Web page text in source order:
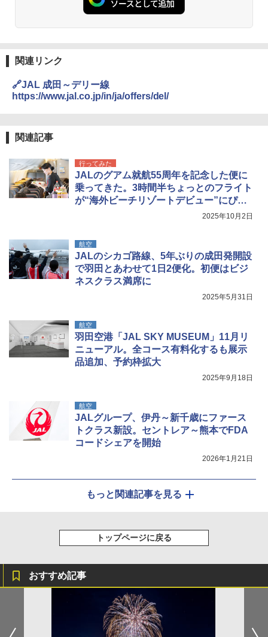
ーチ ピクニック ポップアップテント 携帯 簡
易 トイレテント (ブラック)
テント ワンタッチ RENEW 幅200 2-3人用 43
500002(88859)
ーティング フルクローズ メッシュ 3-4人用
簡単設置 ポップアップテント エクルベージ
ュ(BC仕様) PATC-150B(EB)
Coleman(コールマン) ツーリングドーム/LD
X 2人用 3人用 キャンプ アウトドア フェス
収納 コンパクト 簡単設営 カンガルーテント
ソロキャンプ ソロテント
熊撃退スプレー 熊よけスプレー 熊スプレー
関の購入実績 登山・キャンプ・アウトドア・
防災用品 長期保存可能 緊急時用 日本国内発
送
ラソル ガーデン サイトシート付 折りたたみ
防水 UVカット 4段階高さ調整 軽量 収納袋付
き
ポインターライト 強力 小型 緑色/赤色/青紫色
USB充電式 高精度 超長距離照射 長時間使用
可能 安全ロック付き 高安全性 金属製耐久 コ
ンパクト多機能設計 持ち運び便利 アウトド
ア/オフィス/教育現場/展示会用 緑
関連リンク
🔗JAL 成田～デリー線
https://www.jal.co.jp/in/ja/offers/del/
関連記事
行ってみた
JALのグアム就航55周年を記念した便に
乗ってきた。3時間半ちょっとのフライト
が“海外ビーチリゾートデビュー”にぴっ
2025年10月2日
航空
JALのシカゴ路線、5年ぶりの成田発開設
で羽田とあわせて1日2便化。初便はビジ
ネスクラス満席に
2025年5月31日
航空
羽田空港「JAL SKY MUSEUM」11月リ
ニューアル。全コース有料化するも展示
品追加、予約枠拡大
2025年9月18日
航空
JALグループ、伊丹～新千歳にファース
トクラス新設。セントレア～熊本でFDA
コードシェアを開始
2026年1月21日
もっと関連記事を見る
トップページに戻る
おすすめ記事